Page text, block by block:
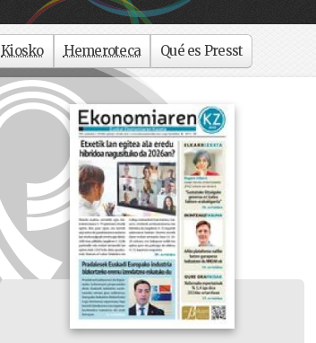
Kiosko Hemeroteca Qué es Presst